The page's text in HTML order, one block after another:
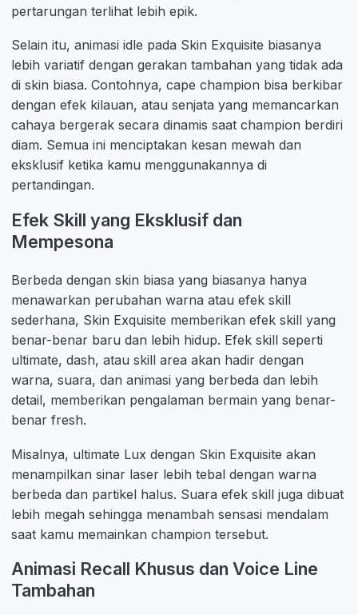
pertarungan terlihat lebih epik.
Selain itu, animasi idle pada Skin Exquisite biasanya
lebih variatif dengan gerakan tambahan yang tidak ada
di skin biasa. Contohnya, cape champion bisa berkibar
dengan efek kilauan, atau senjata yang memancarkan
cahaya bergerak secara dinamis saat champion berdiri
diam. Semua ini menciptakan kesan mewah dan
eksklusif ketika kamu menggunakannya di
pertandingan.
Efek Skill yang Eksklusif dan
Mempesona
Berbeda dengan skin biasa yang biasanya hanya
menawarkan perubahan warna atau efek skill
sederhana, Skin Exquisite memberikan efek skill yang
benar-benar baru dan lebih hidup. Efek skill seperti
ultimate, dash, atau skill area akan hadir dengan
warna, suara, dan animasi yang berbeda dan lebih
detail, memberikan pengalaman bermain yang benar-
benar fresh.
Misalnya, ultimate Lux dengan Skin Exquisite akan
menampilkan sinar laser lebih tebal dengan warna
berbeda dan partikel halus. Suara efek skill juga dibuat
lebih megah sehingga menambah sensasi mendalam
saat kamu memainkan champion tersebut.
Animasi Recall Khusus dan Voice Line
Tambahan